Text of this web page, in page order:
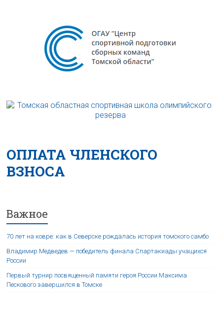
ОПЛАТА ЧЛЕНСКОГО
ВЗНОСА
Важное
70 лет на ковре: как в Северске рождалась история томского самбо
Владимир Медведев — победитель финала Спартакиады учащихся
России
Первый турнир посвященный памяти героя России Максима
Пескового завершился в Томске